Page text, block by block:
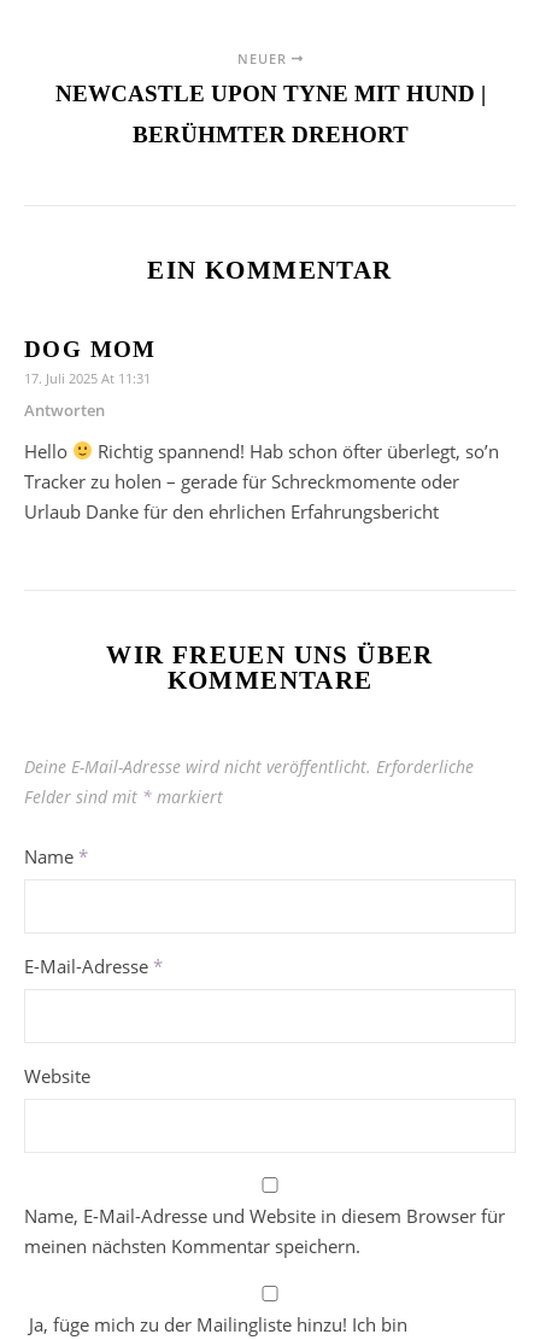
NEUER
NEWCASTLE UPON TYNE MIT HUND |
BERÜHMTER DREHORT
EIN KOMMENTAR
DOG MOM
17. Juli 2025 At 11:31
Antworten
Hello
Richtig spannend! Hab schon öfter überlegt, so’n
Tracker zu holen – gerade für Schreckmomente oder
Urlaub Danke für den ehrlichen Erfahrungsbericht
WIR FREUEN UNS ÜBER
KOMMENTARE
Deine E-Mail-Adresse wird nicht veröffentlicht. Erforderliche
Felder sind mit * markiert
Name *
E-Mail-Adresse *
Website
Name, E-Mail-Adresse und Website in diesem Browser für
meinen nächsten Kommentar speichern.
Ja, füge mich zu der Mailingliste hinzu! Ich bin